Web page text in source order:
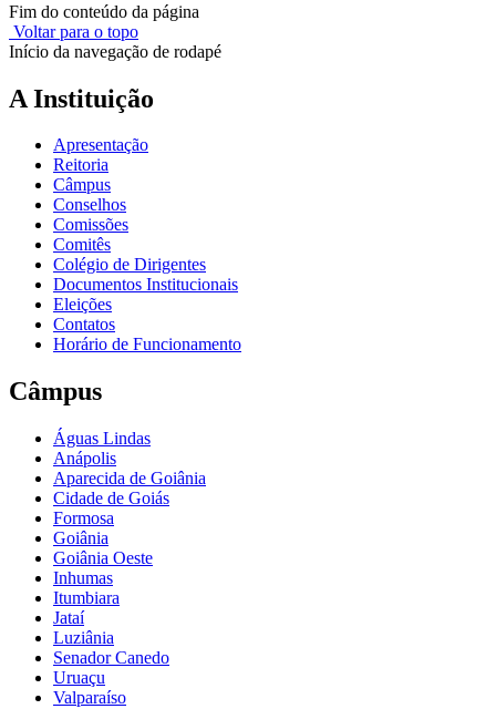
Fim do conteúdo da página
Voltar para o topo
Início da navegação de rodapé
A Instituição
Apresentação
Reitoria
Câmpus
Conselhos
Comissões
Comitês
Colégio de Dirigentes
Documentos Institucionais
Eleições
Contatos
Horário de Funcionamento
Câmpus
Águas Lindas
Anápolis
Aparecida de Goiânia
Cidade de Goiás
Formosa
Goiânia
Goiânia Oeste
Inhumas
Itumbiara
Jataí
Luziânia
Senador Canedo
Uruaçu
Valparaíso